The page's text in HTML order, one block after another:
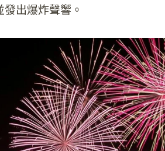
出爆炸聲響。